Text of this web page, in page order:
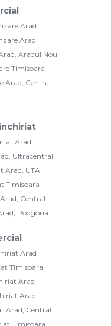
Arad
Arad
Aradul Nou
Timisoara
Arad, Central
Arad
Ultracentral
Arad, UTA
Timisoara
Central
Podgoria
Arad
Timisoara
Arad
Arad
Arad, Central
Timisoara